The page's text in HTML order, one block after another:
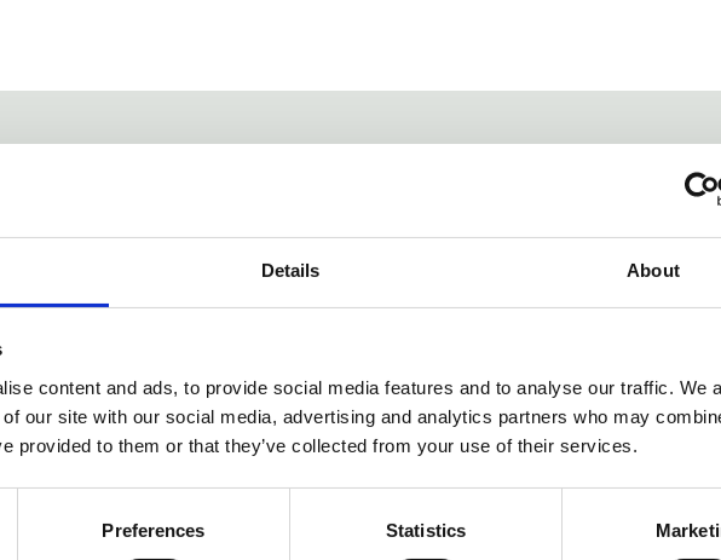
Details About
content and ads, to provide social media features and to analyse our traffic. We
our site with our social media, advertising and analytics partners who may
provided to them or that they’ve collected from your use of their services.
Preferences Statistics
Benjamissimo! En balanserad kombination av gyllengul gurkmeja (2%), mjuk hetta
piggar upp och balanserar.
ingredienser som kokosgrädde, tigrnötsmjöl och kakaosmör för en krämig
Dela med dig